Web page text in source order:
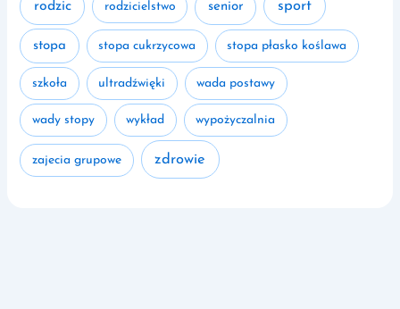
rodzic rodzicielstwo senior sport
stopa stopa cukrzycowa stopa płasko koślawa
szkoła ultradźwięki wada postawy
wady stopy wykład wypożyczalnia
zajecia grupowe zdrowie